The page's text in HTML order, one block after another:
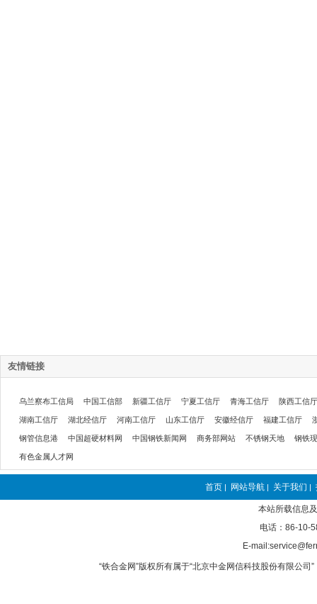
友情链接
乌兰察布工信局 中国工信部 新疆工信厅 宁夏工信厅 青海工信厅 陕西工信厅
湖南工信厅 湖北经信厅 河南工信厅 山东工信厅 安徽经信厅 福建工信厅
钢管信息港 中国超硬材料网 中国钢铁新闻网 商务部网站 不锈钢天地 钢铁
有色金属人才网
首页 | 网站导航 | 关于我们 |
本站所载信息
电话：86-10-
E-
“铁合金网”版权所有属于“北京中金网信科技股份有限公司